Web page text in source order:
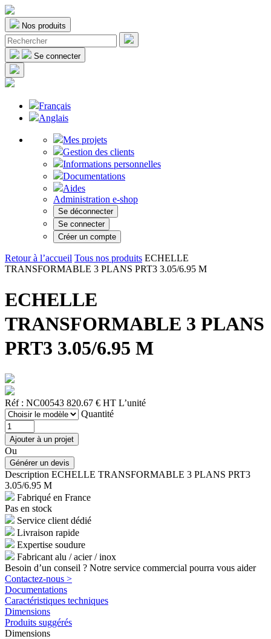
Nos produits
Se connecter
Français
Anglais
Mes projets
Gestion des clients
Informations personnelles
Documentations
Aides
Administration e-shop
Se déconnecter
Se connecter
Créer un compte
Retour à l’accueil Tous nos produits ECHELLE
TRANSFORMABLE 3 PLANS PRT3 3.05/6.95 M
ECHELLE
TRANSFORMABLE 3 PLANS
PRT3 3.05/6.95 M
Réf : NC00543 820.67 € HT L’unité
Quantité
Ou
Description ECHELLE TRANSFORMABLE 3 PLANS PRT3
3.05/6.95 M
Fabriqué en France
Pas en stock
Service client dédié
Livraison rapide
Expertise soudure
Fabricant alu / acier / inox
Besoin d’un conseil ? Notre service commercial pourra vous aider
Contactez-nous >
Documentations
Caractéristiques techniques
Dimensions
Produits suggérés
Dimensions